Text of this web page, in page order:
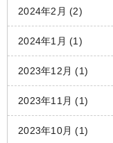
2024年2月 (2)
2024年1月 (1)
2023年12月 (1)
2023年11月 (1)
2023年10月 (1)